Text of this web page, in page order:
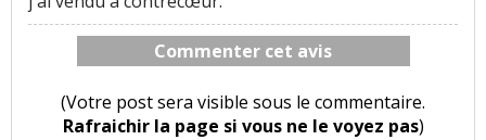
Commenter cet avis
(Votre post sera visible sous le commentaire.
Rafraichir la page si vous ne le voyez pas)